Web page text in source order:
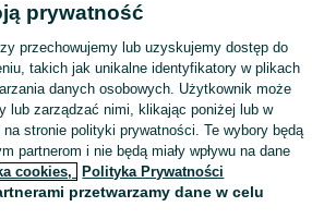
prywatność
przechowujemy lub uzyskujemy dostęp do
takich jak unikalne identyfikatory w plikach
danych osobowych. Użytkownik może
lub zarządzać nimi, klikając poniżej lub w
stronie polityki prywatności. Te wybory będą
partnerom i nie będą miały wpływu na dane
cookies, Polityka Prywatności
przetwarzamy dane w celu